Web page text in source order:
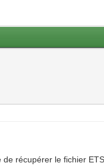
récupérer le fichier ETS.